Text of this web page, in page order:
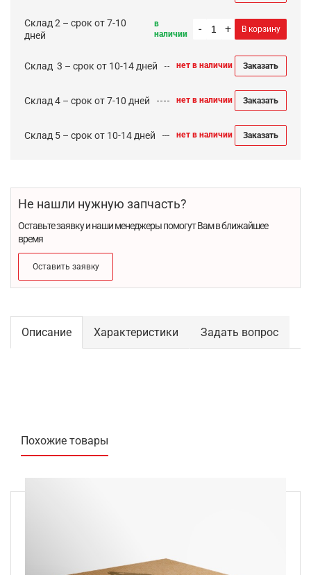
Склад 2 – срок от 7-10
дней
в
наличии
- + В корзину
Cклад 3 – срок от 10-14 дней нет в наличии Заказать
Склад 4 – срок от 7-10 дней нет в наличии Заказать
Склад 5 – срок от 10-14 дней нет в наличии Заказать
Не нашли нужную запчасть?
Оставьте заявку и наши менеджеры помогут Вам в ближайшее
время
Оставить заявку
Описание Характеристики Задать вопрос
Похожие товары